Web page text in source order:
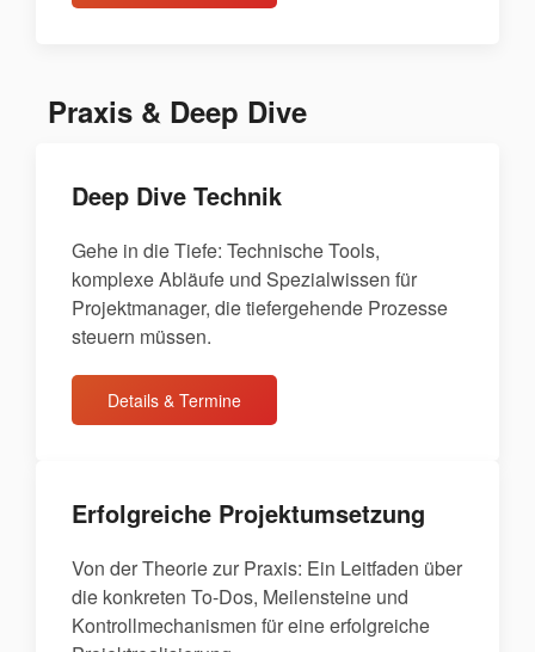
Praxis & Deep Dive
Deep Dive Technik
Gehe in die Tiefe: Technische Tools,
komplexe Abläufe und Spezialwissen für
Projektmanager, die tiefergehende Prozesse
steuern müssen.
Details & Termine
Erfolgreiche Projektumsetzung
Von der Theorie zur Praxis: Ein Leitfaden über
die konkreten To-Dos, Meilensteine und
Kontrollmechanismen für eine erfolgreiche